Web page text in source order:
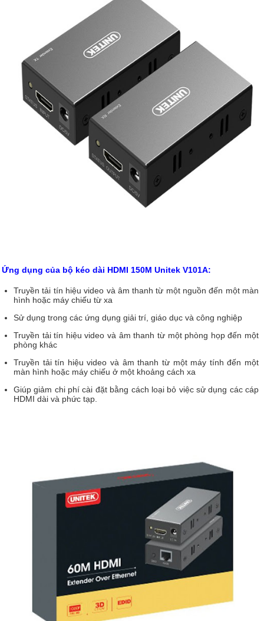
Ứng dụng của bộ kéo dài HDMI 150M Unitek V101A:
Truyền tải tín hiệu video và âm thanh từ một nguồn đến một màn
hình hoặc máy chiếu từ xa
Sử dụng trong các ứng dụng giải trí, giáo dục và công nghiệp
Truyền tải tín hiệu video và âm thanh từ một phòng họp đến một
phòng khác
Truyền tải tín hiệu video và âm thanh từ một máy tính đến một
màn hình hoặc máy chiếu ở một khoảng cách xa
Giúp giảm chi phí cài đặt bằng cách loại bỏ việc sử dụng các cáp
HDMI dài và phức tạp.